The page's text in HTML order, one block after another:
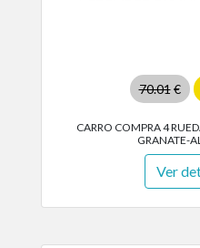
70.01€
CARRO COMPRA 4
GRANATE-
Ver